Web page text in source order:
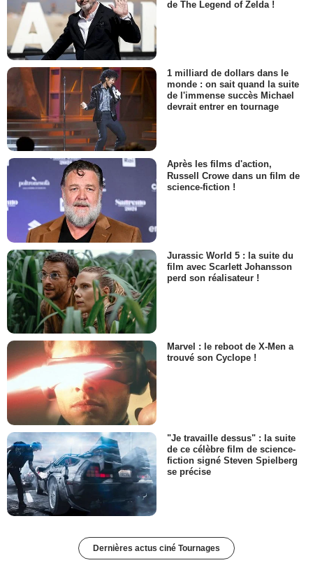
de The Legend of Zelda !
1 milliard de dollars dans le
monde : on sait quand la suite
de l'immense succès Michael
devrait entrer en tournage
Après les films d'action,
Russell Crowe dans un film de
science-fiction !
Jurassic World 5 : la suite du
film avec Scarlett Johansson
perd son réalisateur !
Marvel : le reboot de X-Men a
trouvé son Cyclope !
"Je travaille dessus" : la suite
de ce célèbre film de science-
fiction signé Steven Spielberg
se précise
Dernières actus ciné Tournages